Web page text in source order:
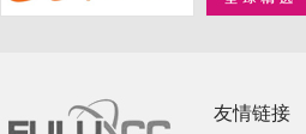
友情链接